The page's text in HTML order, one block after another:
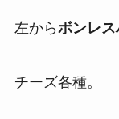
左からボンレス
チーズ各種。